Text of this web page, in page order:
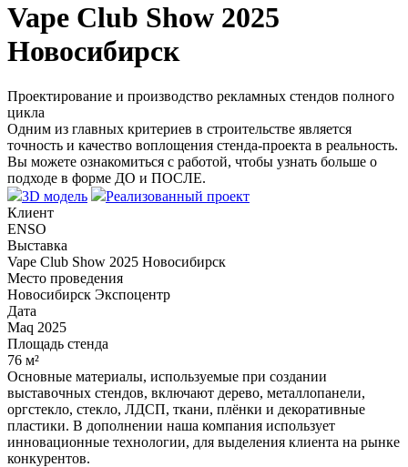
Vape Club Show 2025
Новосибирск
Проектирование и производство рекламных стендов полного
цикла
Одним из главных критериев в строительстве является
точность и качество воплощения стенда-проекта в реальность.
Вы можете ознакомиться с работой, чтобы узнать больше о
подходе в форме ДО и ПОСЛЕ.
3D модель
Реализованный проект
Клиент
ENSO
Выставка
Vape Club Show 2025 Новосибирск
Место проведения
Новосибирск Экспоцентр
Дата
Маq 2025
Площадь стенда
76 м²
Основные материалы, используемые при создании
выставочных стендов, включают дерево, металлопанели,
оргстекло, стекло, ЛДСП, ткани, плёнки и декоративные
пластики. В дополнении наша компания использует
инновационные технологии, для выделения клиента на рынке
конкурентов.